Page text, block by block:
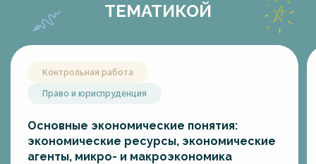
ТЕМАТИКОЙ
Контрольная работа
Право и юриспруденция
Основные экономические понятия:
экономические ресурсы, экономические
агенты, микро- и макроэкономика